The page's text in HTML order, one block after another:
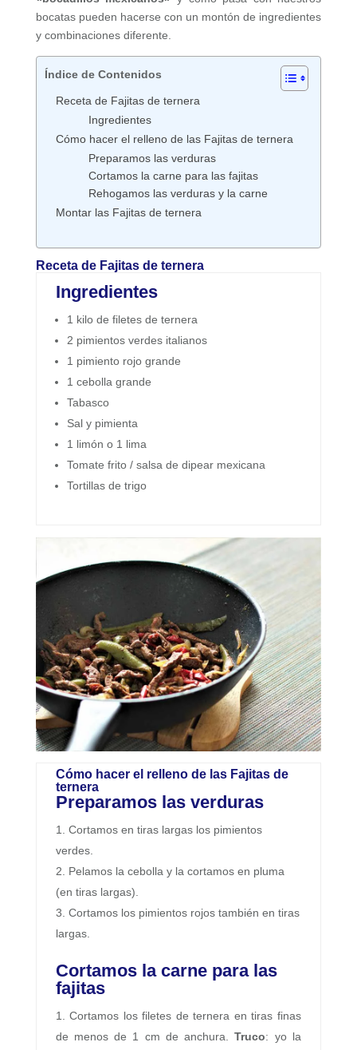
bocatas pueden hacerse con un montón de ingredientes
y combinaciones diferente.
Índice de Contenidos
Receta de Fajitas de ternera
Ingredientes
Cómo hacer el relleno de las Fajitas de ternera
Preparamos las verduras
Cortamos la carne para las fajitas
Rehogamos las verduras y la carne
Montar las Fajitas de ternera
Receta de Fajitas de ternera
Ingredientes
1 kilo de filetes de ternera
2 pimientos verdes italianos
1 pimiento rojo grande
1 cebolla grande
Tabasco
Sal y pimienta
1 limón o 1 lima
Tomate frito / salsa de dipear mexicana
Tortillas de trigo
Cómo hacer el relleno de las Fajitas de
ternera
Preparamos las verduras
Cortamos en tiras largas los pimientos
verdes.
Pelamos la cebolla y la cortamos en pluma
(en tiras largas).
Cortamos los pimientos rojos también en tiras
largas.
Cortamos la carne para las
fajitas
Cortamos los filetes de ternera en tiras finas
de menos de 1 cm de anchura.Truco: yo la